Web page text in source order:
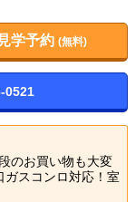
見学予約(無料)
0521
のお買い物も大変
スコンロ対応！室